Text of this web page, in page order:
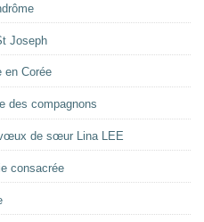
Joseph
en Corée
des compagnons
de sœur Lina LEE
consacrée